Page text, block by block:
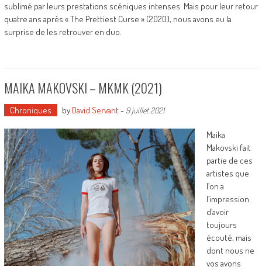
sublimé par leurs prestations scéniques intenses. Mais pour leur retour
quatre ans après « The Prettiest Curse » (2020), nous avons eu la
surprise de les retrouver en duo.
MAIKA MAKOVSKI – MKMK (2021)
Chroniques by David Servant- 9 juillet 2021
Maika
Makovski fait
partie de ces
artistes que
l’on a
l’impression
d’avoir
toujours
écouté, mais
dont nous ne
vos avons